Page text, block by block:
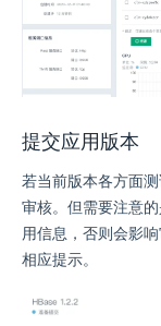
提交应用版本
若当前版本各方面
审核。但需要注意
用信息，否则会影
相应提示。